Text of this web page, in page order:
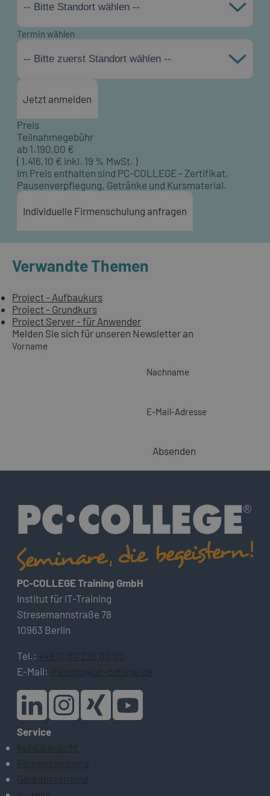
-- Bitte Standort wählen --
Termin wählen
-- Bitte zuerst Standort wählen --
Jetzt anmelden
Preis
Teilnahmegebühr
ab 1.190,00 €
( 1.416,10 € inkl. 19 % MwSt. )
Im Preis enthalten sind PC-COLLEGE - Zertifikat,
Pausenverpflegung, Getränke und Kursmaterial.
Individuelle Firmenschulung anfragen
Verwandte Themen
Project - Aufbaukurs
Project - Grundkurs
Project Server - für Anwender
Melden Sie sich für unseren Newsletter an
Vorname
Nachname
E-Mail-Adresse
Absenden
PC-COLLEGE Training GmbH
Institut für IT-Training
Stresemannstraße 78
10963 Berlin
Tel.: +49 (0)30 235 00 00
E-Mail: training@pc-college.de
Service
Kursübersicht
Firmenseminare
Garantietermine